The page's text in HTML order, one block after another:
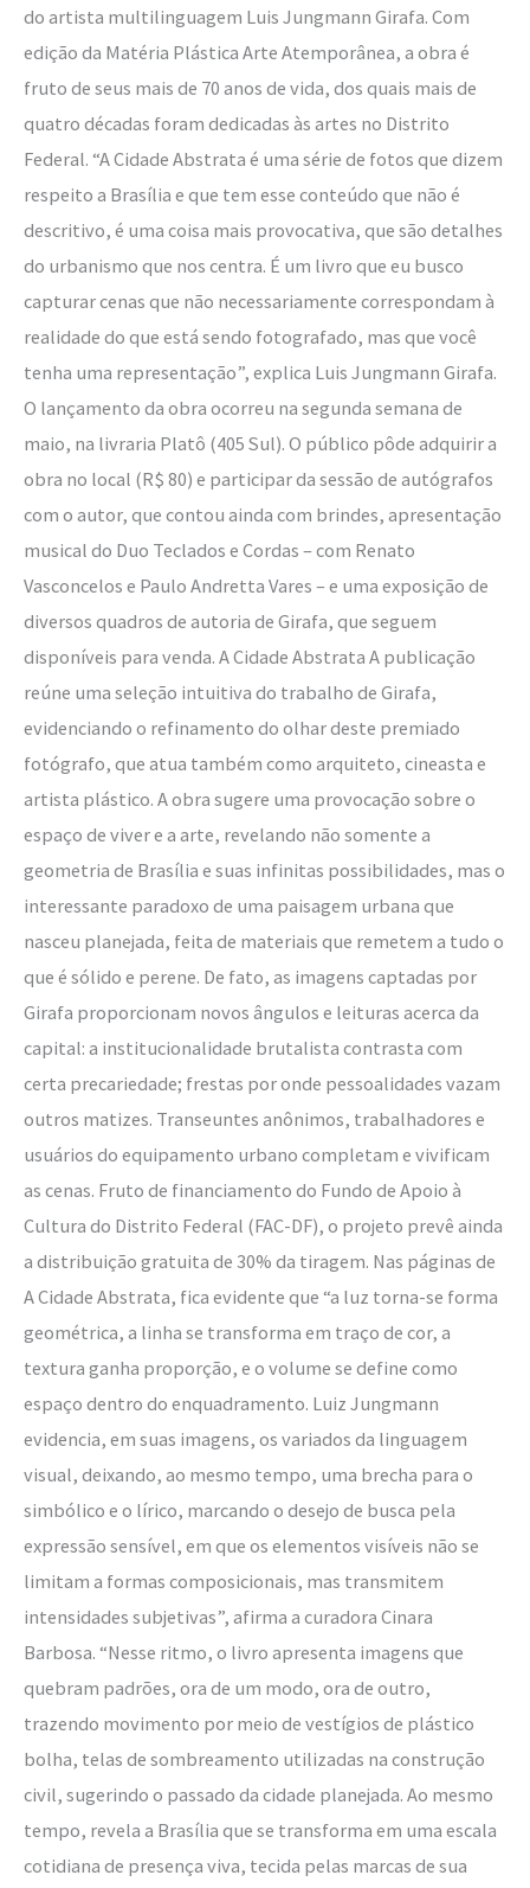
do artista multilinguagem Luis Jungmann Girafa. Com
edição da Matéria Plástica Arte Atemporânea, a obra é
fruto de seus mais de 70 anos de vida, dos quais mais de
quatro décadas foram dedicadas às artes no Distrito
Federal. “A Cidade Abstrata é uma série de fotos que dizem
respeito a Brasília e que tem esse conteúdo que não é
descritivo, é uma coisa mais provocativa, que são detalhes
do urbanismo que nos centra. É um livro que eu busco
capturar cenas que não necessariamente correspondam à
realidade do que está sendo fotografado, mas que você
tenha uma representação”, explica Luis Jungmann Girafa.
O lançamento da obra ocorreu na segunda semana de
maio, na livraria Platô (405 Sul). O público pôde adquirir a
obra no local (R$ 80) e participar da sessão de autógrafos
com o autor, que contou ainda com brindes, apresentação
musical do Duo Teclados e Cordas – com Renato
Vasconcelos e Paulo Andretta Vares – e uma exposição de
diversos quadros de autoria de Girafa, que seguem
disponíveis para venda. A Cidade Abstrata A publicação
reúne uma seleção intuitiva do trabalho de Girafa,
evidenciando o refinamento do olhar deste premiado
fotógrafo, que atua também como arquiteto, cineasta e
artista plástico. A obra sugere uma provocação sobre o
espaço de viver e a arte, revelando não somente a
geometria de Brasília e suas infinitas possibilidades, mas o
interessante paradoxo de uma paisagem urbana que
nasceu planejada, feita de materiais que remetem a tudo o
que é sólido e perene. De fato, as imagens captadas por
Girafa proporcionam novos ângulos e leituras acerca da
capital: a institucionalidade brutalista contrasta com
certa precariedade; frestas por onde pessoalidades vazam
outros matizes. Transeuntes anônimos, trabalhadores e
usuários do equipamento urbano completam e vivificam
as cenas. Fruto de financiamento do Fundo de Apoio à
Cultura do Distrito Federal (FAC-DF), o projeto prevê ainda
a distribuição gratuita de 30% da tiragem. Nas páginas de
A Cidade Abstrata, fica evidente que “a luz torna-se forma
geométrica, a linha se transforma em traço de cor, a
textura ganha proporção, e o volume se define como
espaço dentro do enquadramento. Luiz Jungmann
evidencia, em suas imagens, os variados da linguagem
visual, deixando, ao mesmo tempo, uma brecha para o
simbólico e o lírico, marcando o desejo de busca pela
expressão sensível, em que os elementos visíveis não se
limitam a formas composicionais, mas transmitem
intensidades subjetivas”, afirma a curadora Cinara
Barbosa. “Nesse ritmo, o livro apresenta imagens que
quebram padrões, ora de um modo, ora de outro,
trazendo movimento por meio de vestígios de plástico
bolha, telas de sombreamento utilizadas na construção
civil, sugerindo o passado da cidade planejada. Ao mesmo
tempo, revela a Brasília que se transforma em uma escala
cotidiana de presença viva, tecida pelas marcas de sua